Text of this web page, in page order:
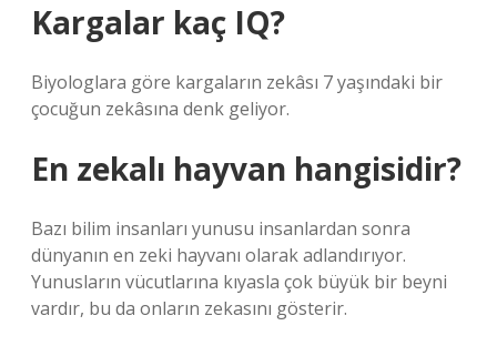
Kargalar kaç IQ?
Biyologlara göre kargaların zekâsı 7 yaşındaki bir
çocuğun zekâsına denk geliyor.
En zekalı hayvan hangisidir?
Bazı bilim insanları yunusu insanlardan sonra
dünyanın en zeki hayvanı olarak adlandırıyor.
Yunusların vücutlarına kıyasla çok büyük bir beyni
vardır, bu da onların zekasını gösterir.